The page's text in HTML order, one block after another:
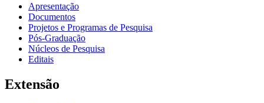
Apresentação
Documentos
Projetos e Programas de Pesquisa
Pós-Graduação
Núcleos de Pesquisa
Editais
Extensão